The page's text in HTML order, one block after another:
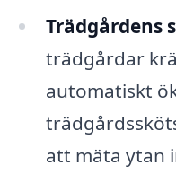
Trädgårdens
trädgårdar
automatiskt
att mäta ytan